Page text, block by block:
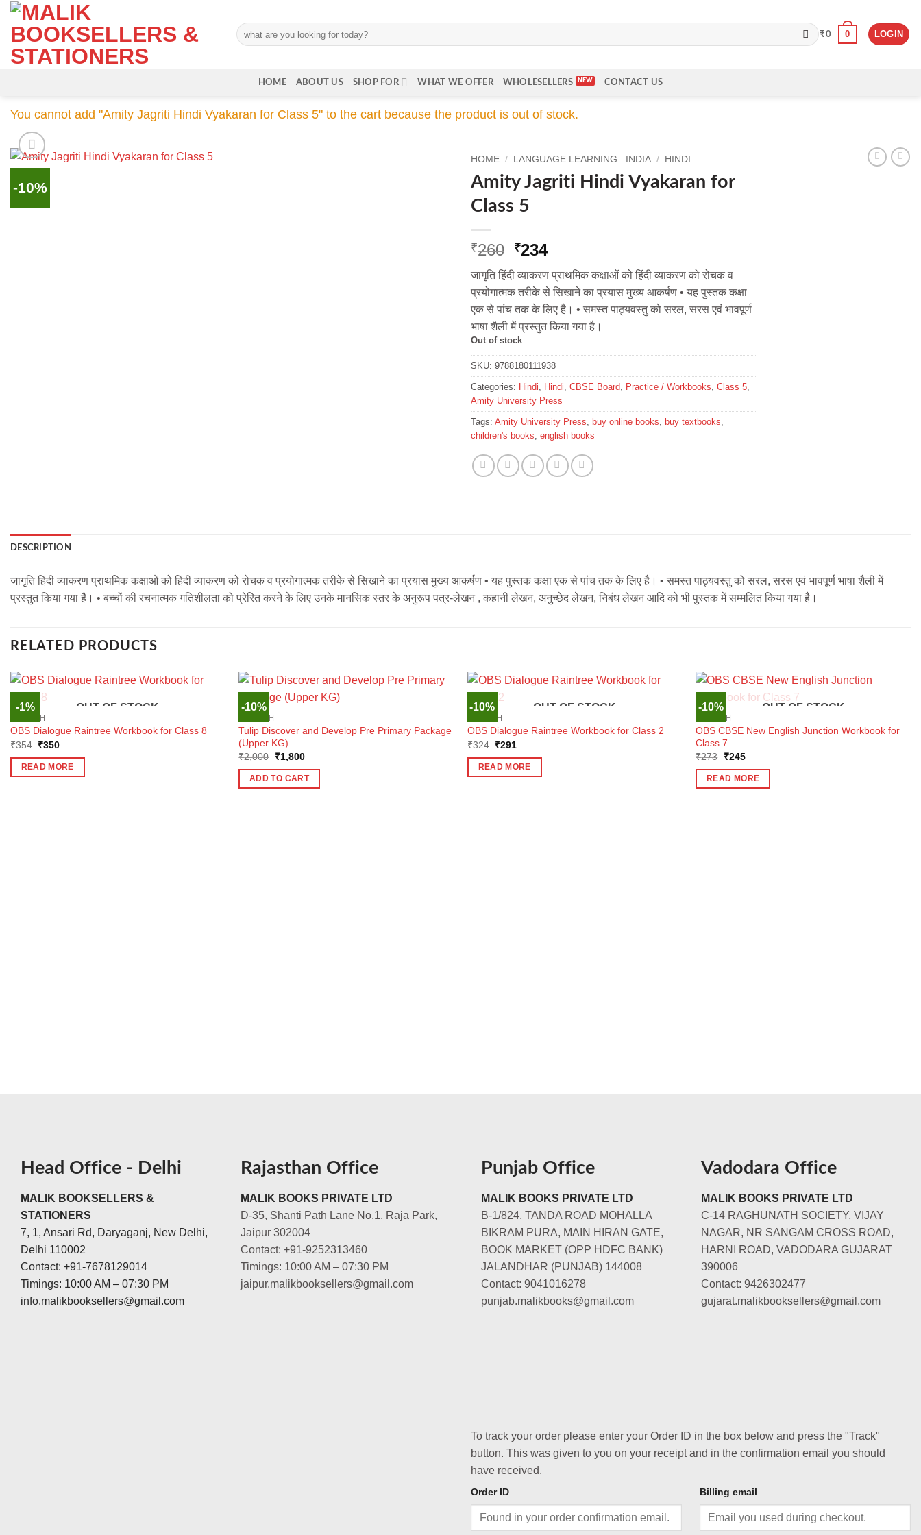
Skip
content
Search
for:
₹0 0 LOGIN
HOME ABOUT US SHOP FOR WHAT WE OFFER WHOLESELLERS CONTACT US
You cannot add "Amity Jagriti Hindi Vyakaran for Class 5" to the cart because the product is out of stock.
-10%
HOME / LANGUAGE LEARNING : INDIA / HINDI
Amity Jagriti Hindi Vyakaran for
Class 5
₹260 Original
was:
₹260.
₹234Current
price
is:
₹234.
जागृति हिंदी व्याकरण प्राथमिक कक्षाओं को हिंदी व्याकरण को रोचक व
प्रयोगात्मक तरीके से सिखाने का प्रयास मुख्य आकर्षण • यह पुस्तक कक्षा
एक से पांच तक के लिए है। • समस्त पाठ्यवस्तु को सरल, सरस एवं भावपूर्ण
भाषा शैली में प्रस्तुत किया गया है।
Out of stock
SKU: 9788180111938
Categories: Hindi Hindi CBSE Board Practice / Workbooks Class 5
Amity University Press
Tags: Amity University Press buy online books buy textbooks
children's books english books
DESCRIPTION
जागृति हिंदी व्याकरण प्राथमिक कक्षाओं को हिंदी व्याकरण को रोचक व प्रयोगात्मक तरीके से सिखाने का प्रयास मुख्य आकर्षण • यह पुस्तक कक्षा एक से पांच तक के लिए है। • समस्त पाठ्यवस्तु को सरल, सरस एवं भावपूर्ण भाषा शैली में
प्रस्तुत किया गया है। • बच्चों की रचनात्मक गतिशीलता को प्रेरित करने के लिए उनके मानसिक स्तर के अनुरूप पत्र-लेखन , कहानी लेखन, अनुच्छेद लेखन, निबंध लेखन आदि को भी पुस्तक में सम्मलित किया गया है।
RELATED PRODUCTS
-1% OUT OF STOCK
ENGLISH
OBS Dialogue Raintree Workbook for Class 8
₹354 Original
was:
₹354.
₹350Current
is:
₹350.
READ MORE
-10%
ENGLISH
Tulip Discover and Develop Pre Primary Package
(Upper KG)
₹2,000
Original
was:
₹2,000.
₹1,800Current
is:
₹1,800.
ADD TO CART
-10% OUT OF STOCK
ENGLISH
OBS Dialogue Raintree Workbook for Class 2
₹324 Original
was:
₹324.
₹291
is:
₹291.
READ MORE
-10% OUT OF STOCK
ENGLISH
OBS CBSE New English Junction Workbook for
Class 7
₹273
Original
was:
₹273.
₹245Current
is:
₹245.
READ MORE
Head Office - Delhi
MALIK BOOKSELLERS &
STATIONERS
7, 1, Ansari Rd, Daryaganj, New Delhi,
Delhi 110002
Contact: +91-7678129014
Timings: 10:00 AM – 07:30 PM
info.malikbooksellers@gmail.com
Rajasthan Office
MALIK BOOKS PRIVATE LTD
D-35, Shanti Path Lane No.1, Raja Park,
Jaipur 302004
Contact: +91-9252313460
Timings: 10:00 AM – 07:30 PM
jaipur.malikbooksellers@gmail.com
Punjab Office
MALIK BOOKS PRIVATE LTD
B-1/824, TANDA ROAD MOHALLA
BIKRAM PURA, MAIN HIRAN GATE,
BOOK MARKET (OPP HDFC BANK)
JALANDHAR (PUNJAB) 144008
Contact: 9041016278
punjab.malikbooks@gmail.com
Vadodara Office
MALIK BOOKS PRIVATE LTD
C-14 RAGHUNATH SOCIETY, VIJAY
NAGAR, NR SANGAM CROSS ROAD,
HARNI ROAD, VADODARA GUJARAT
390006
Contact: 9426302477
gujarat.malikbooksellers@gmail.com
To track your order please enter your Order ID in the box below and press the "Track"
button. This was given to you on your receipt and in the confirmation email you should
have received.
Order ID Billing email